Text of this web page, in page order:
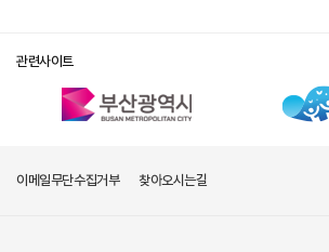
관련사이트
이메일무단수집거부 찾아오시는길